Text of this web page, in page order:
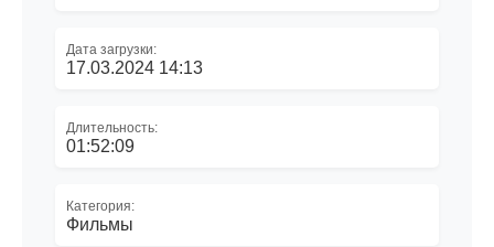
Дата загрузки:
17.03.2024 14:13
Длительность:
01:52:09
Категория:
Фильмы